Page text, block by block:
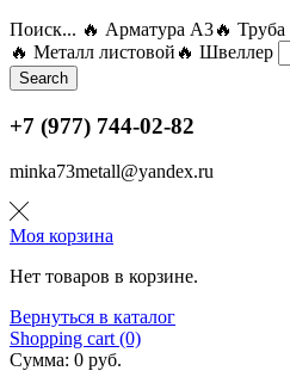
Поиск... 🔥 Арматура А3🔥
🔥 Металл листовой 🔥 Швеллер
Search
+7 (977) 744-02-82
minka73metall@yandex.ru
Моя корзина
Нет товаров в корзине.
Вернуться в каталог
Shopping cart (0)
Сумма: 0 руб.